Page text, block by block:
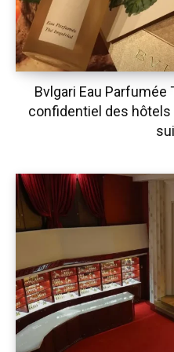
Bvlgari Eau Parfumée
confidentiel des